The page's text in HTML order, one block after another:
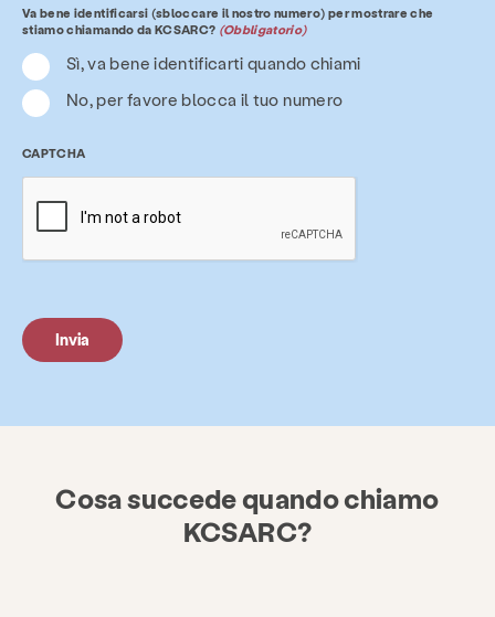
Va bene identificarsi (sbloccare il nostro numero) per mostrare che
stiamo chiamando da KCSARC? (Obbligatorio)
Sì, va bene identificarti quando chiami
No, per favore blocca il tuo numero
CAPTCHA
Cosa succede quando chiamo
KCSARC?